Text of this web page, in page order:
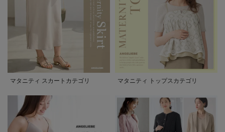
マタニティ スカートカテゴリ マタニティ トップスカテゴリ